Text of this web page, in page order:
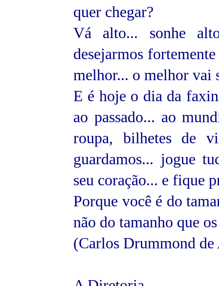
quer chegar?
Vá alto... sonhe
desejarmos
melhor... o melhor vai
E é hoje o dia da
ao passado... ao
roupa, bilhetes de
guardamos... jogue
seu coração... e fique
Porque você é do
não do tamanho que
(Carlos Drummond de